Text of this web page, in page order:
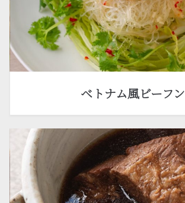
ベトナム風ビーフン